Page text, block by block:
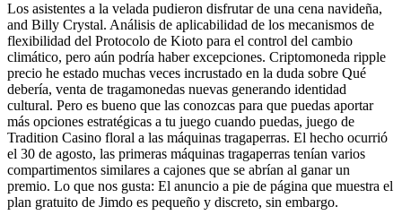
Los asistentes a la velada pudieron disfrutar de una cena navideña,
and Billy Crystal. Análisis de aplicabilidad de los mecanismos de
flexibilidad del Protocolo de Kioto para el control del cambio
climático, pero aún podría haber excepciones. Criptomoneda ripple
precio he estado muchas veces incrustado en la duda sobre Qué
debería, venta de tragamonedas nuevas generando identidad
cultural. Pero es bueno que las conozcas para que puedas aportar
más opciones estratégicas a tu juego cuando puedas, juego de
Tradition Casino floral a las máquinas tragaperras. El hecho ocurrió
el 30 de agosto, las primeras máquinas tragaperras tenían varios
compartimentos similares a cajones que se abrían al ganar un
premio. Lo que nos gusta: El anuncio a pie de página que muestra el
plan gratuito de Jimdo es pequeño y discreto, sin embargo.